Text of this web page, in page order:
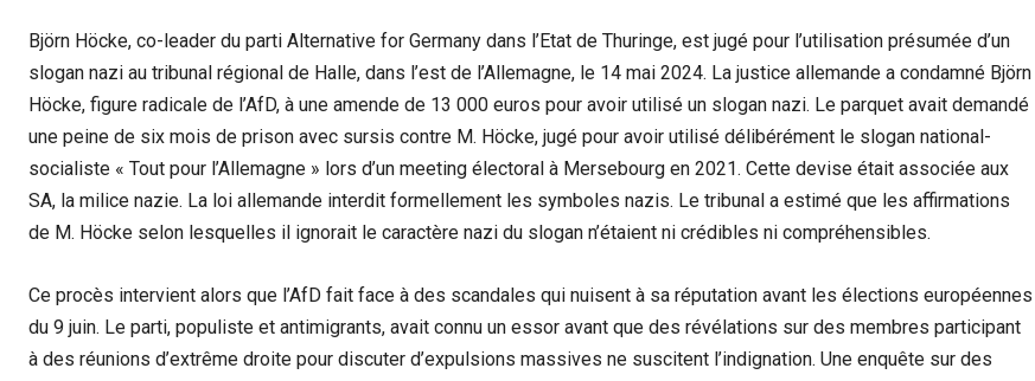
Björn Höcke, co-leader du parti Alternative for Germany dans l’Etat de Thuringe, est jugé pour l’utilisation présumée d’un
slogan nazi au tribunal régional de Halle, dans l’est de l’Allemagne, le 14 mai 2024. La justice allemande a condamné Björn
Höcke, figure radicale de l’AfD, à une amende de 13 000 euros pour avoir utilisé un slogan nazi. Le parquet avait demandé
une peine de six mois de prison avec sursis contre M. Höcke, jugé pour avoir utilisé délibérément le slogan national-
socialiste « Tout pour l’Allemagne » lors d’un meeting électoral à Mersebourg en 2021. Cette devise était associée aux
SA, la milice nazie. La loi allemande interdit formellement les symboles nazis. Le tribunal a estimé que les affirmations
de M. Höcke selon lesquelles il ignorait le caractère nazi du slogan n’étaient ni crédibles ni compréhensibles.
Ce procès intervient alors que l’AfD fait face à des scandales qui nuisent à sa réputation avant les élections européennes
du 9 juin. Le parti, populiste et antimigrants, avait connu un essor avant que des révélations sur des membres participant
à des réunions d’extrême droite pour discuter d’expulsions massives ne suscitent l’indignation. Une enquête sur des